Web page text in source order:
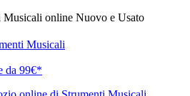
online Nuovo e Usato
Musicali
da 99€*